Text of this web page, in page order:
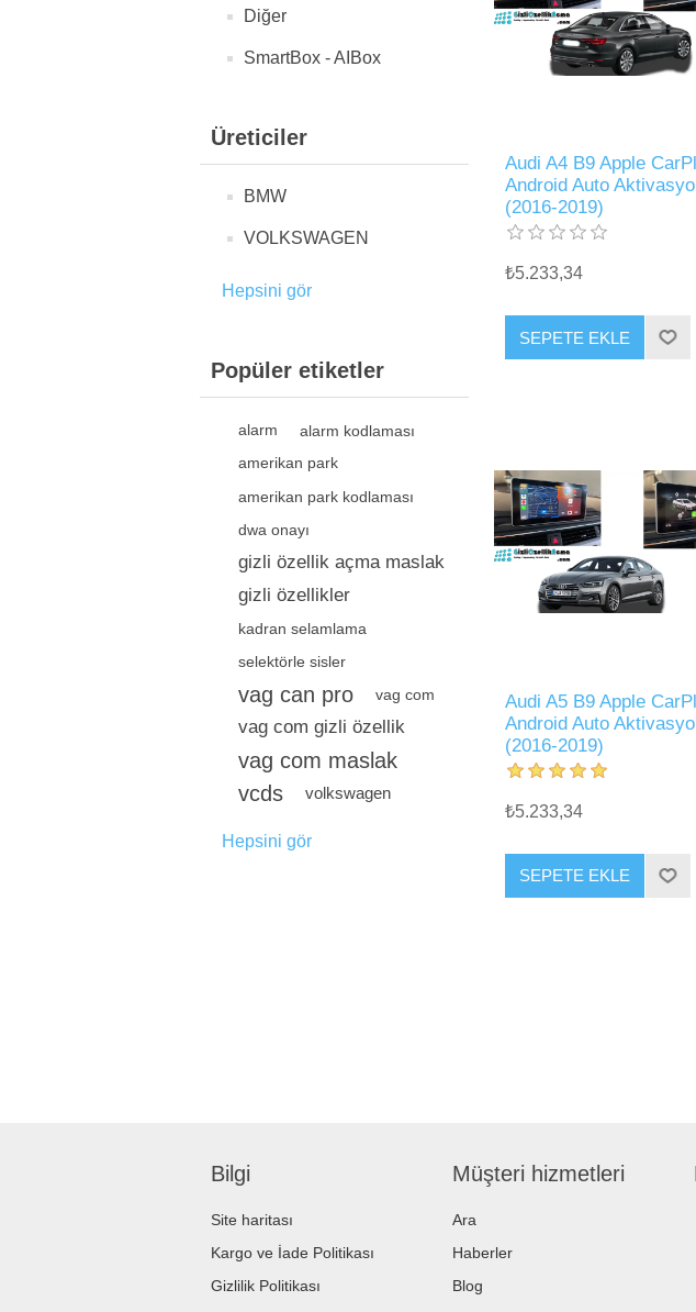
Diğer
SmartBox - AIBox
Üreticiler
BMW
VOLKSWAGEN
Hepsini gör
Popüler etiketler
alarm alarm kodlaması
amerikan park
amerikan park kodlaması
dwa onayı
gizli özellik açma maslak
gizli özellikler
kadran selamlama
selektörle sisler
vag can pro vag com
vag com gizli özellik
vag com maslak
vcds
volkswagen
Hepsini gör
Audi A4 B9 Apple
Android Auto
(2016-2019)
₺5.233,34
SEPETE EKLE
Audi A5 B9 Apple
Android Auto
(2016-2019)
₺5.233,34
SEPETE EKLE
Bilgi
Site haritası
Kargo ve İade Politikası
Gizlilik Politikası
Müşteri hizmetleri
Ara
Haberler
Blog